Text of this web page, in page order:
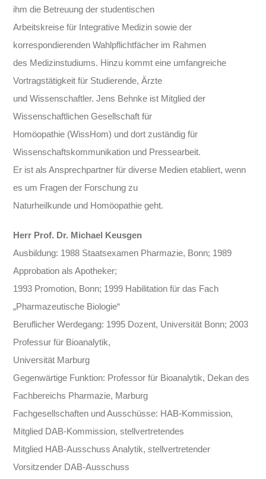
ihm die Betreuung der studentischen
Arbeitskreise für Integrative Medizin sowie der
korrespondierenden Wahlpflichtfächer im Rahmen
des Medizinstudiums. Hinzu kommt eine umfangreiche
Vortragstätigkeit für Studierende, Ärzte
und Wissenschaftler. Jens Behnke ist Mitglied der
Wissenschaftlichen Gesellschaft für
Homöopathie (WissHom) und dort zuständig für
Wissenschaftskommunikation und Pressearbeit.
Er ist als Ansprechpartner für diverse Medien etabliert, wenn
es um Fragen der Forschung zu
Naturheilkunde und Homöopathie geht.
Herr Prof. Dr. Michael Keusgen
Ausbildung: 1988 Staatsexamen Pharmazie, Bonn; 1989
Approbation als Apotheker;
1993 Promotion, Bonn; 1999 Habilitation für das Fach
„Pharmazeutische Biologie“
Beruflicher Werdegang: 1995 Dozent, Universität Bonn; 2003
Professur für Bioanalytik,
Universität Marburg
Gegenwärtige Funktion: Professor für Bioanalytik, Dekan des
Fachbereichs Pharmazie, Marburg
Fachgesellschaften und Ausschüsse: HAB-Kommission,
Mitglied DAB-Kommission, stellvertretendes
Mitglied HAB-Ausschuss Analytik, stellvertretender
Vorsitzender DAB-Ausschuss